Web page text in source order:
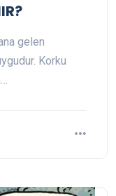
gelen
Korku